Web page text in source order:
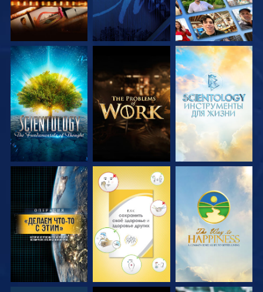
СМОТРЕТЬ
ПЕРЕДАЧИ
СМОТРЕТЬ
ПЕРЕДАЧИ
СМОТРЕТЬ
ПЕРЕДАЧИ
СМОТРЕТЬ СМОТРЕТЬ СМОТРЕТЬ